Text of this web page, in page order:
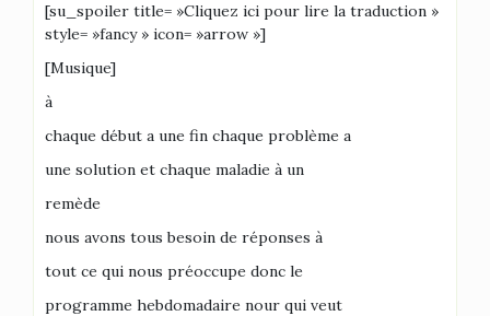
[su_spoiler title= »Cliquez ici pour lire la traduction »
style= »fancy » icon= »arrow »]
[Musique]
à
chaque début a une fin chaque problème a
une solution et chaque maladie à un
remède
nous avons tous besoin de réponses à
tout ce qui nous préoccupe donc le
programme hebdomadaire nour qui veut